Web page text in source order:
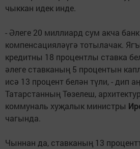
чыккан идек инде.
- Әлеге 20 миллиард сум акча
компенсацияләүгә тотылачак.
кредитны 18 процентлы ставка
әлеге ставканың 5 процентын
исә 13 процент белән түли, - дип
Татарстанның Төзелеш,
коммуналь хуҗалык министры
чагында.
Чыннан да, ставканың 13